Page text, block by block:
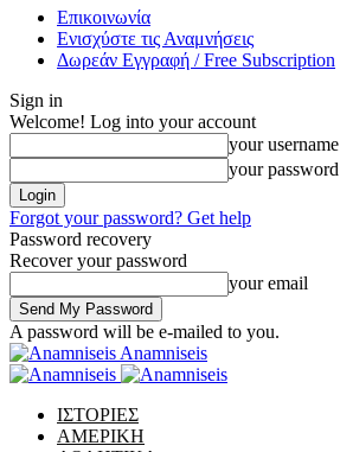
Επικοινωνία
Ενισχύστε τις Αναμνήσεις
Δωρεάν Εγγραφή / Free Subscription
Sign in
Welcome! Log into your account
your username
your password
Forgot your password? Get help
Password recovery
Recover your password
your email
A password will be e-mailed to you.
Anamniseis
ΙΣΤΟΡΙΕΣ
ΑΜΕΡΙΚΗ